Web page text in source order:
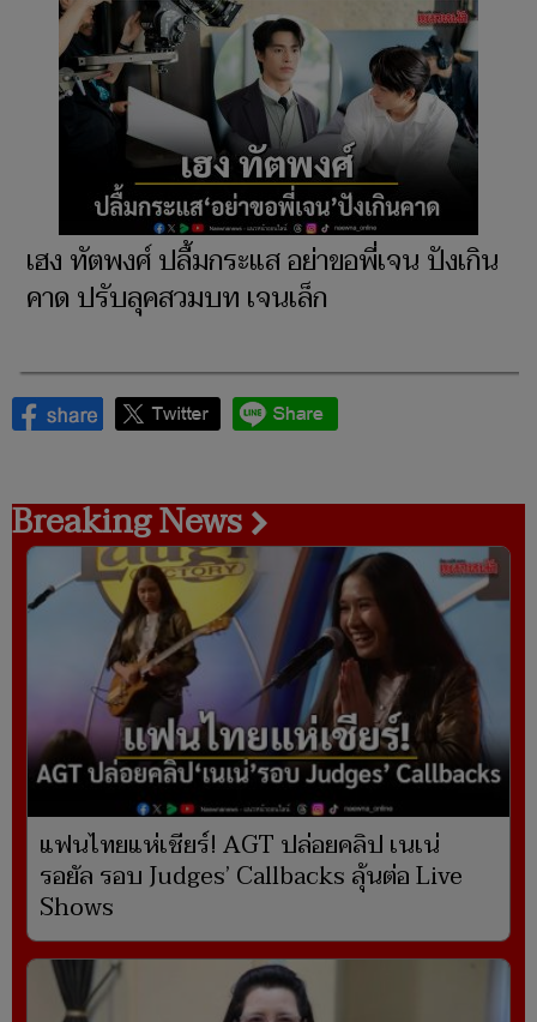
เฮง ทัตพงศ์ ปลื้มกระแส อย่าขอพี่เจน ปังเกิน
คาด ปรับลุคสวมบท เจนเล็ก
Breaking News
แฟนไทยแห่เชียร์! AGT ปล่อยคลิป เนเน่
รอยัล รอบ Judges’ Callbacks ลุ้นต่อ Live
Shows